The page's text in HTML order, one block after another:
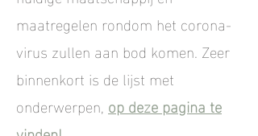
maatregelen rondom het corona-
virus zullen aan bod komen. Zeer
binnenkort is de lijst met
onderwerpen, op deze pagina te